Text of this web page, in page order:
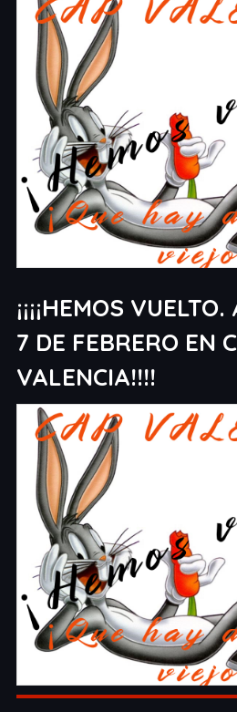
¡¡¡¡HEMOS
7 DE FEBRERO EN
VALENCIA!!!!